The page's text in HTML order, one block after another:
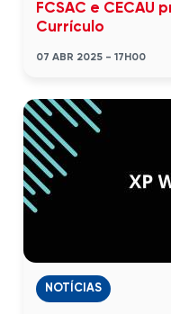
FCSAC e CECAU
Currículo
07 ABR 2025 - 17H00
NOTÍCIAS